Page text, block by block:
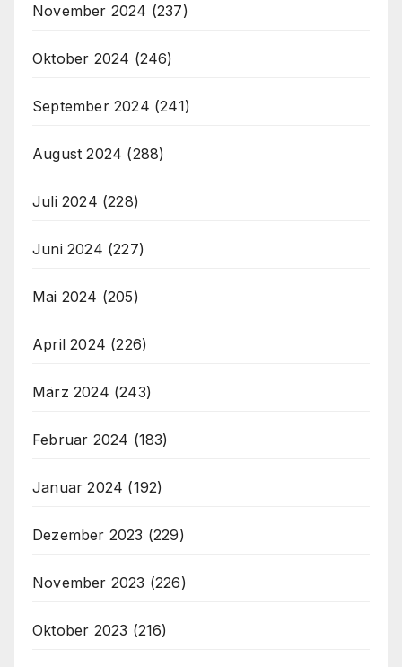
November 2024 (237)
Oktober 2024 (246)
September 2024 (241)
August 2024 (288)
Juli 2024 (228)
Juni 2024 (227)
Mai 2024 (205)
April 2024 (226)
März 2024 (243)
Februar 2024 (183)
Januar 2024 (192)
Dezember 2023 (229)
November 2023 (226)
Oktober 2023 (216)